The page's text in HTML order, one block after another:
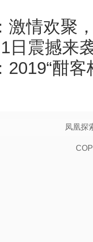
激情欢聚
日震撼来
2019“酣
凤凰探